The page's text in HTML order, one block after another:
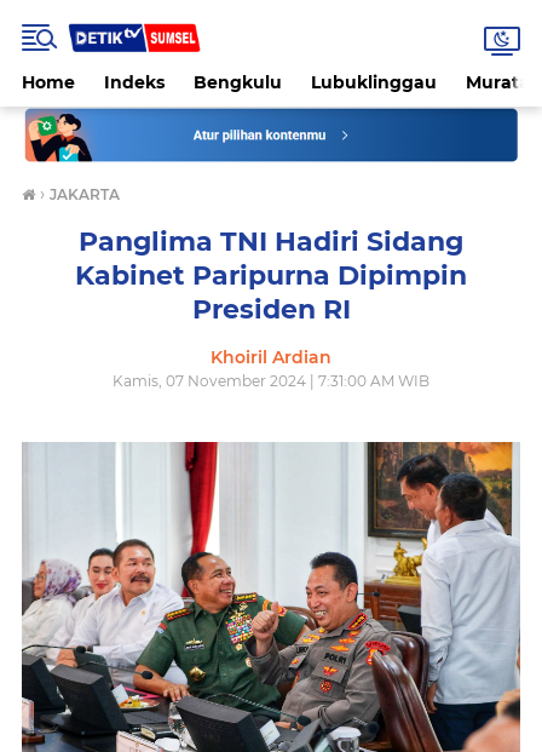
Home Indeks Bengkulu Lubuklinggau
› JAKARTA
Panglima TNI Hadiri Sidang
Kabinet Paripurna Dipimpin
Presiden RI
Khoiril Ardian
Kamis, 07 November 2024 | 7:31:00 AM WIB